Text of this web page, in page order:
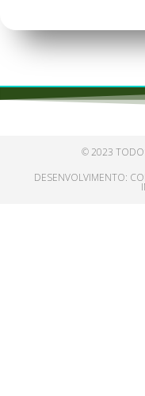
© 2023
DESENVOLVIMENTO: